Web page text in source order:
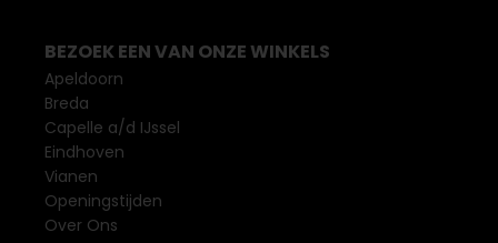
BEZOEK EEN VAN ONZE WINKELS
Apeldoorn
Breda
Capelle a/d IJssel
Eindhoven
Vianen
Openingstijden
Over Ons